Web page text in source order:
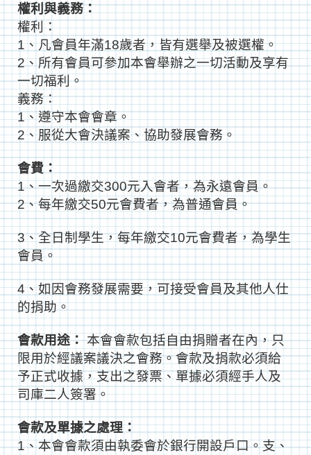
權利與義務：
權利：
1、凡會員年滿18歲者，皆有選舉及被選權。
2、所有會員可參加本會舉辦之一切活動及享有
一切福利。
義務：
1、遵守本會會章。
2、服從大會決議案、協助發展會務。
會費：
1、一次過繳交300元入會者，為永遠會員。
2、每年繳交50元會費者，為普通會員。
3、全日制學生，每年繳交10元會費者，為學生
會員。
4、如因會務發展需要，可接受會員及其他人仕
的捐助。
會款用途：本會會款包括自由捐贈者在內，只
限用於經議案議決之會務。會款及捐款必須給
予正式收據，支出之發票、單據必須經手人及
司庫二人簽署。
會款及單據之處理：
1、本會會款須由執委會於銀行開設戶口。支、